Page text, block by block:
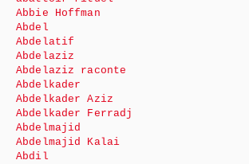
Abbie Hoffman
Abdel
Abdelatif
Abdelaziz
Abdelaziz raconte
Abdelkader
Abdelkader Aziz
Abdelkader Ferradj
Abdelmajid
Abdelmajid Kalai
Abdil